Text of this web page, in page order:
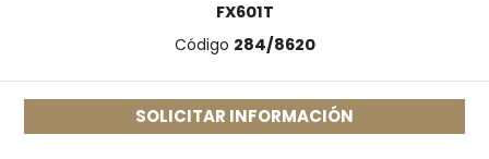
FX601T
Código 284/8620
SOLICITAR INFORMACIÓN